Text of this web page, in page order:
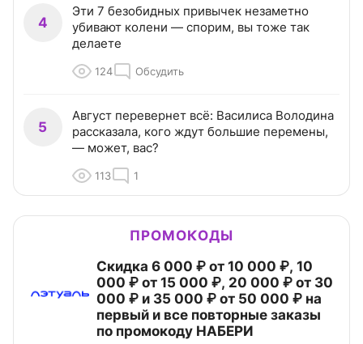
4
Эти 7 безобидных привычек незаметно
убивают колени — спорим, вы тоже так
делаете
124 Обсудить
5
Август перевернет всё: Василиса Володина
рассказала, кого ждут большие перемены,
— может, вас?
113 1
ПРОМОКОДЫ
Скидка 6 000 ₽ от 10 000 ₽, 10
000 ₽ от 15 000 ₽, 20 000 ₽ от 30
000 ₽ и 35 000 ₽ от 50 000 ₽ на
первый и все повторные заказы
по промокоду НАБЕРИ